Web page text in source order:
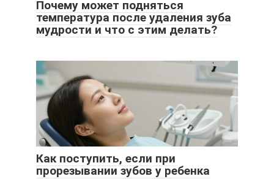
Почему может подняться
температура после удаления зуба
мудрости и что с этим делать?
Как поступить, если при
прорезывании зубов у ребенка